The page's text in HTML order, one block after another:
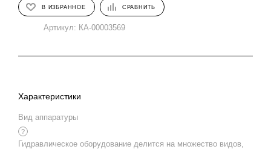
В ИЗБРАННОЕ СРАВНИТЬ
Артикул: КА-00003569
Характеристики
Вид аппаратуры
?
Гидравлическое оборудование делится на множество видов,